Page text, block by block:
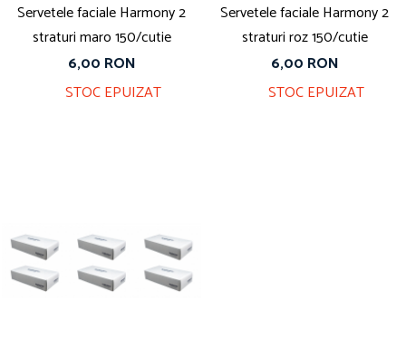
Servetele faciale Harmony 2
straturi maro 150/cutie
6,00 RON
STOC EPUIZAT
Servetele faciale Harmony 2
straturi roz 150/cutie
6,00 RON
STOC EPUIZAT